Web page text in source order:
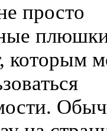
просто
которым